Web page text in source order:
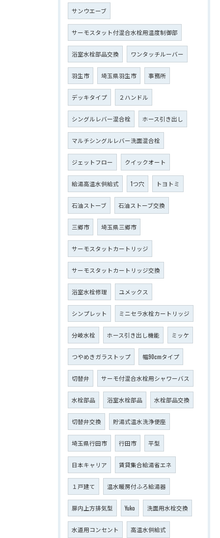
サンウエーブ
サーモスタット付混合水栓用温度制御部
浴室水栓部品交換 ワンタッチルーバー
羽生市 埼玉県羽生市 事務所
デッキタイプ ２ハンドル
シングルレバー混合栓 ホース引き出し
マルチシングルレバー洗面混合栓
ジェットフロー クイックオート
給湯高温水供給式 1つ穴 トヨトミ
石油ストーブ 石油ストーブ交換
三郷市 埼玉県三郷市
サーモスタットカートリッジ
サーモスタットカートリッジ交換
浴室水栓修理 ユメックス
シンプレット ミニセラ水栓カートリッジ
分岐水栓 ホース引き出し機能 ミッケ
つやめきガラストップ 幅90cmタイプ
切替弁 サーモ付混合水栓用シャワーバス
水栓部品 浴室水栓部品 水栓部品交換
切替弁交換 貯湯式温水洗浄便座
埼玉県行田市 行田市 平型
日本キャリア 賃貸集合給湯省エネ
１戸建て 温水暖房付ふろ給湯器
扉内上方排気型 Yuko 洗面用水栓交換
水道用コンセント 高温水供給式